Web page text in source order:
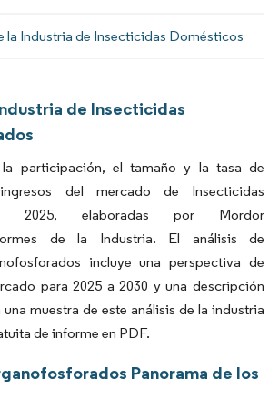
la Industria de Insecticidas Domésticos
de Insecticidas
la participación, el tamaño y la tasa de
del mercado de Insecticidas
2025, elaboradas por Mordor
de la Industria. El análisis de
incluye una perspectiva de
para 2025 a 2030 y una descripción
muestra de este análisis de la industria
de informe en PDF.
Panorama de los